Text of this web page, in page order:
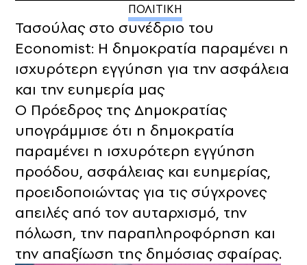
ΠΟΛΙΤΙΚΗ
Τασούλας στο συνέδριο του
Economist: Η δημοκρατία παραμένει η
ισχυρότερη εγγύηση για την ασφάλεια
και την ευημερία μας
Ο Πρόεδρος της Δημοκρατίας
υπογράμμισε ότι η δημοκρατία
παραμένει η ισχυρότερη εγγύηση
προόδου, ασφάλειας και ευημερίας,
προειδοποιώντας για τις σύγχρονες
απειλές από τον αυταρχισμό, την
πόλωση, την παραπληροφόρηση και
την απαξίωση της δημόσιας σφαίρας.